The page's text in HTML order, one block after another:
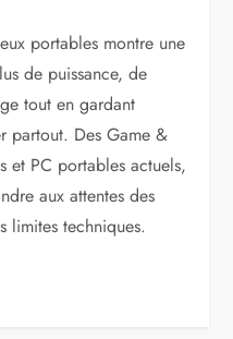
portables montre une
de puissance, de
tout en gardant
partout. Des Game &
et PC portables actuels,
aux attentes des
limites techniques.